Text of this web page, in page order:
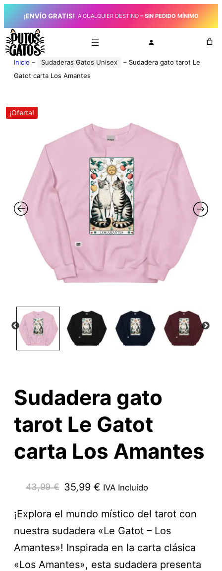
¡ENVÍO GRATIS! A CUALQUIER DESTINO– SIN PEDIDO MÍNIMO
Inicio – Sudaderas Gatos Unisex – Sudadera gato tarot Le
Gatot carta Los Amantes
¡Oferta!
Sudadera gato
tarot Le Gatot
carta Los Amantes
43,99€ E
p
r
e
35,99 € E
p
r
e
IVA Incluído
¡Explora el mundo místico del tarot con
nuestra sudadera «Le Gatot – Los
Amantes»! Inspirada en la carta clásica
«Los Amantes», esta sudadera presenta